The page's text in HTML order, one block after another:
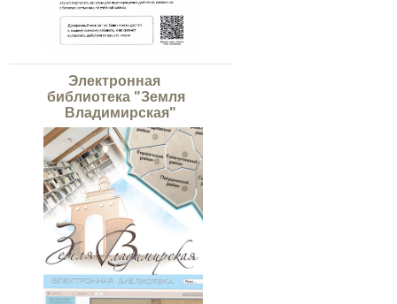
Электронная
библиотека "Земля
Владимирская"